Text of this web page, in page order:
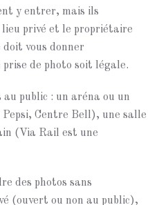
y entrer, mais ils
privé et le propriétaire
vous donner
de photo soit légale.
public : un aréna ou un
Centre Bell), une salle
(Via Rail est une
des photos sans
(ouvert ou non au public),